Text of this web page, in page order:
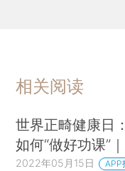
相关阅读
世界正畸健康日
如何“做好功课”
2022年05月15日 APP